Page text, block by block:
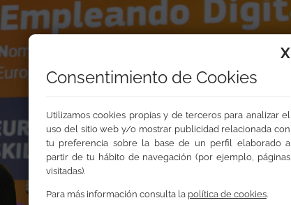
X
Consentimiento de Cookies
Utilizamos cookies propias y de terceros para analizar el
uso del sitio web y/o mostrar publicidad relacionada con
tu preferencia sobre la base de un perfil elaborado a
partir de tu hábito de navegación (por ejemplo, páginas
visitadas).
Para más información consulta la política de cookies.